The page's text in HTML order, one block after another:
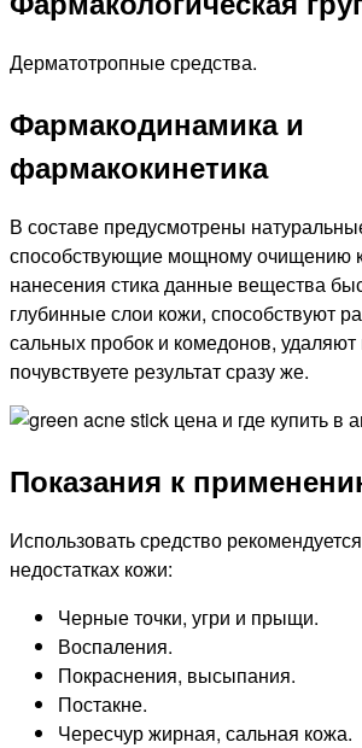
Дерматотропные средства.
Фармакодинамика и
фармакокинетика
В составе предусмотрены
способствующие мощному очищению
нанесения стика данные вещества
глубинные слои кожи, способствуют
сальных пробок и комедонов,
почувствуете результат сразу же.
Показания к
Использовать средство
недостатках кожи:
Черные точки, угри и прыщи.
Воспаления.
Покраснения, высыпания.
Постакне.
Чересчур жирная, сальная кожа.